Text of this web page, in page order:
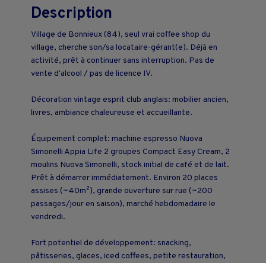
Description
Village de Bonnieux (84), seul vrai coffee shop du
village, cherche son/sa locataire-gérant(e). Déjà en
activité, prêt à continuer sans interruption. Pas de
vente d'alcool / pas de licence IV.
Décoration vintage esprit club anglais: mobilier ancien,
livres, ambiance chaleureuse et accueillante.
Équipement complet: machine espresso Nuova
Simonelli Appia Life 2 groupes Compact Easy Cream, 2
moulins Nuova Simonelli, stock initial de café et de lait.
Prêt à démarrer immédiatement. Environ 20 places
assises (~40m²), grande ouverture sur rue (~200
passages/jour en saison), marché hebdomadaire le
vendredi.
Fort potentiel de développement: snacking,
pâtisseries, glaces, iced coffees, petite restauration,